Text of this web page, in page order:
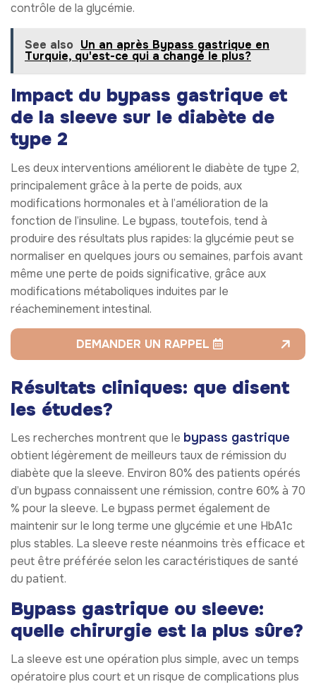
contrôle de la glycémie.
See also Un an après Bypass gastrique en
Turquie, qu'est-ce qui a changé le plus?
Impact du bypass gastrique et
de la sleeve sur le diabète de
type 2
Les deux interventions améliorent le diabète de type 2,
principalement grâce à la perte de poids, aux
modifications hormonales et à l’amélioration de la
fonction de l’insuline. Le bypass, toutefois, tend à
produire des résultats plus rapides: la glycémie peut se
normaliser en quelques jours ou semaines, parfois avant
même une perte de poids significative, grâce aux
modifications métaboliques induites par le
réacheminement intestinal.
DEMANDER UN RAPPEL
Résultats cliniques: que disent
les études?
Les recherches montrent que le bypass gastrique
obtient légèrement de meilleurs taux de rémission du
diabète que la sleeve. Environ 80% des patients opérés
d’un bypass connaissent une rémission, contre 60% à 70
% pour la sleeve. Le bypass permet également de
maintenir sur le long terme une glycémie et une HbA1c
plus stables. La sleeve reste néanmoins très efficace et
peut être préférée selon les caractéristiques de santé
du patient.
Bypass gastrique ou sleeve:
quelle chirurgie est la plus sûre?
La sleeve est une opération plus simple, avec un temps
opératoire plus court et un risque de complications plus